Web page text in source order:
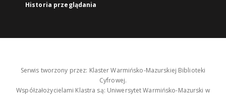
Historia przeglądania
Serwis tworzony przez: Klaster Warmińsko-Mazurskiej Biblioteki
Cyfrowej.
Współzałożycielami Klastra są: Uniwersytet Warmińsko-Mazurski w